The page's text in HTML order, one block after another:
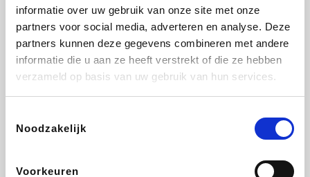
informatie over uw gebruik van onze site met onze
partners voor social media, adverteren en analyse. Deze
partners kunnen deze gegevens combineren met andere
informatie die u aan ze heeft verstrekt of die ze hebben
verzameld op basis van uw gebruik van hun services.
Noodzakelijk
Voorkeuren
Sarenza Interhome Schiesser Bolt Energie
DeubaXXL